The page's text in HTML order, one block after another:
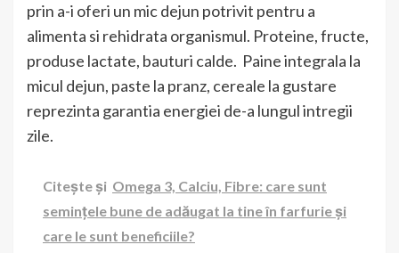
prin a-i oferi un mic dejun potrivit pentru a
alimenta si rehidrata organismul. Proteine, fructe,
produse lactate, bauturi calde. Paine integrala la
micul dejun, paste la pranz, cereale la gustare
reprezinta garantia energiei de-a lungul intregii
zile.
Citește și Omega 3, Calciu, Fibre: care sunt
semințele bune de adăugat la tine în farfurie și
care le sunt beneficiile?